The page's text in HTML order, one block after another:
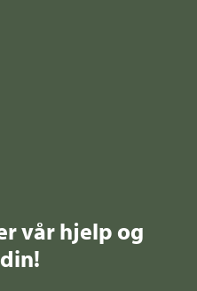
vår hjelp og